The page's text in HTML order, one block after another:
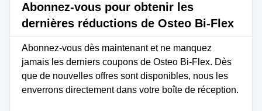
Abonnez-vous pour obtenir les
dernières réductions de Osteo Bi-Flex
Abonnez-vous dès maintenant et ne manquez
jamais les derniers coupons de Osteo Bi-Flex. Dès
que de nouvelles offres sont disponibles, nous les
enverrons directement dans votre boîte de réception.